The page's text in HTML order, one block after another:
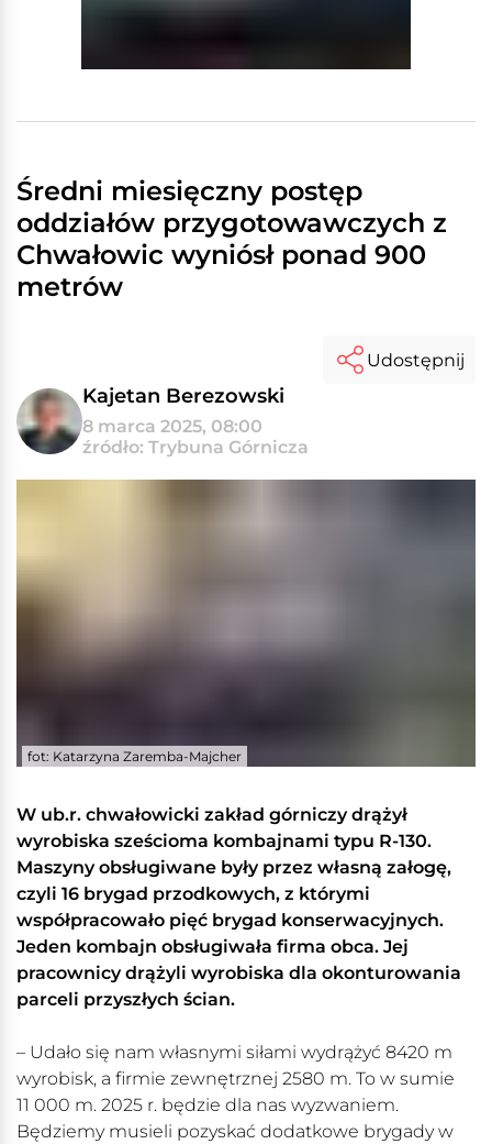
Średni miesięczny postęp
oddziałów przygotowawczych z
Chwałowic wyniósł ponad 900
metrów
Kajetan Berezowski
8 marca 2025, 08:00
źródło: Trybuna Górnicza
Udostępnij
fot: Katarzyna Zaremba-Majcher
W ub.r. chwałowicki zakład górniczy drążył
wyrobiska sześcioma kombajnami typu R-130.
Maszyny obsługiwane były przez własną załogę,
czyli 16 brygad przodkowych, z którymi
współpracowało pięć brygad konserwacyjnych.
Jeden kombajn obsługiwała firma obca. Jej
pracownicy drążyli wyrobiska dla okonturowania
parceli przyszłych ścian.
– Udało się nam własnymi siłami wydrążyć 8420 m
wyrobisk, a firmie zewnętrznej 2580 m. To w sumie
11 000 m. 2025 r. będzie dla nas wyzwaniem.
Będziemy musieli pozyskać dodatkowe brygady w